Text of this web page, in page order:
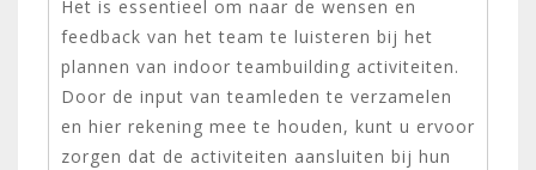
Het is essentieel om naar de wensen en
feedback van het team te luisteren bij het
plannen van indoor teambuilding activiteiten.
Door de input van teamleden te verzamelen
en hier rekening mee te houden, kunt u ervoor
zorgen dat de activiteiten aansluiten bij hun